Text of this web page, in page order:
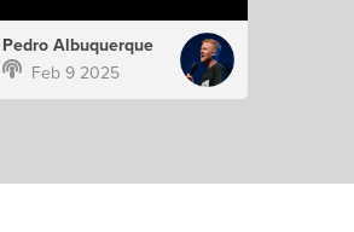
Pedro Albuquerque
Feb 9 2025